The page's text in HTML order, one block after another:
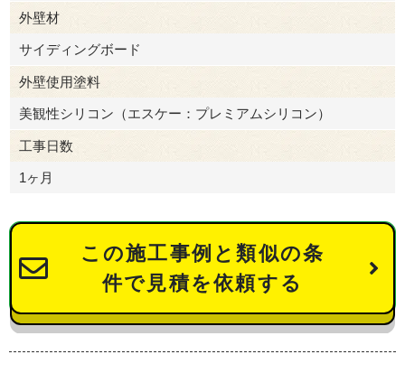
外壁材
サイディングボード
外壁使用塗料
美観性シリコン（エスケー：プレミアムシリコン）
工事日数
1ヶ月
この施工事例と類似の条
件で見積を依頼する